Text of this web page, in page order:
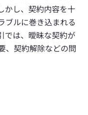
かし、契約内容を十
ブルに巻き込まれる
では、曖昧な契約が
、契約解除などの問